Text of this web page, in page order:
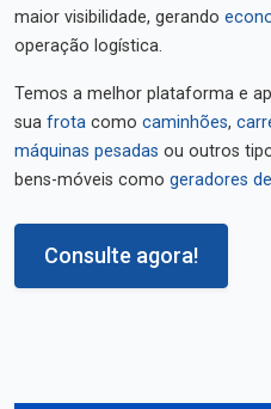
maior visibilidade, gerando
operação logística.
Temos a melhor plataforma e
sua frota como caminhões,
máquinas pesadas ou outros
bens-móveis como geradores
Consulte agora!